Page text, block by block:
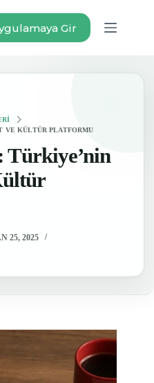
Gir
VE KÜLTÜR PLATFORMU
25, 2025